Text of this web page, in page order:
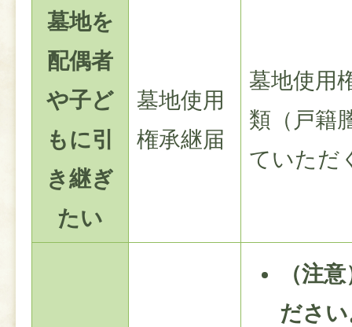
墓地を
配偶者
や子ど
もに引
き継ぎ
たい
墓地使用
権承継届
墓地使用
類（戸籍
ていただ
（注
ださ